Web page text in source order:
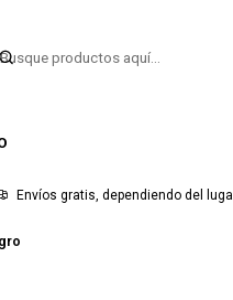
Envíos gratis, dependiendo del